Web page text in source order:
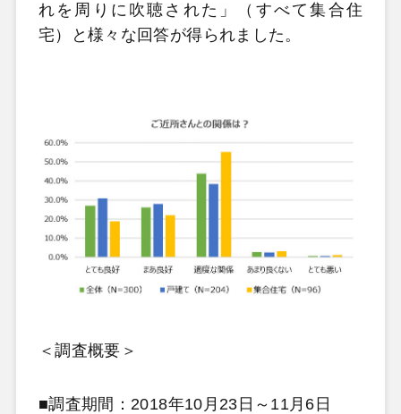
れを周りに吹聴された」（すべて集合住
宅）と様々な回答が得られました。
＜調査概要＞
■調査期間：2018年10月23日～11月6日